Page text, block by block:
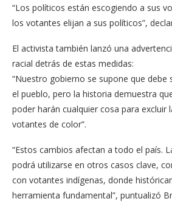
“Los políticos están escogiendo a sus
los votantes elijan a sus políticos”,
El activista también lanzó una
racial detrás de estas medidas:
“Nuestro gobierno se supone que debe
el pueblo, pero la historia demuestra
poder harán cualquier cosa para excluir
votantes de color”.
“Estos cambios afectan a todo el país.
podrá utilizarse en otros casos clave,
con votantes indígenas, donde
herramienta fundamental”, puntualizó